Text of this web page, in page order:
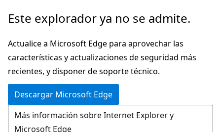
Ir
contenido
principal
Este explorador ya no se admite.
Actualice a Microsoft Edge para aprovechar las
características y actualizaciones de seguridad más
recientes, y disponer de soporte técnico.
Descargar Microsoft Edge
Más información sobre Internet Explorer y
Microsoft Edge